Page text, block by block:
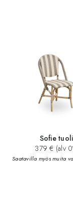
Sofie tuoli
379 € (alv
Saatavilla myös muita